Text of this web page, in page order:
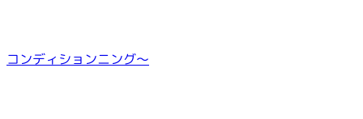
コンディションニング～